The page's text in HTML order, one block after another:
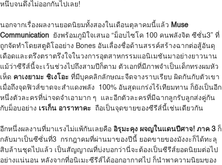
หนึบจนดึงไม่ออกกันไปเลย!
นอกจากเรื่องผลงานยอดนิยมทั้งสองในเดือนตุลาคมนี้แล้ว Muse
Communication ยังพร้อมภูมิใจเสนอ “ม็อบไซโค 100 คนพลังจิต ซีซั่น3” ที่
ถูกจัดทำโดยสตูดิโออย่าง Bones อันเลื่องชื่อด้านสรรค์สร้างฉากต่อสู้อันดุ
เดือดและตรึงตราตรึงใจในวงการอุตสาหกรรมแอนิเมชันมาอย่างยาวนาน
แม้ว่าซีรีส์นี้จะเว้นช่วงไปถึงสามปีก็ตาม ตัวเอกที่มีภาพจำเป็นเด็กทรงผมหัว
เห็ด คาเงยามะ ชิเงโอะ ที่มีบุคคลิกลักษณะจืดจางราบเรียบ ผิดกันกับตัวเขา
เมื่อถึงจุดฟิวส์ขาดจะสำแดงพลัง 100% อันสุดแกร่งไร้เทียมทาน ก็ยังเป็นอีก
หนึ่งตัวละครที่น่าจดจำเอามาก ๆ และอีกตัวละครที่มีฉากลูกรับลูกส่งคู่กัน
กับม็อบอย่าง เรเก็น อาราทาคะ ถือเป็นจุดขายของซีรีส์นี้เช่นเดียวกัน
อีกหนึ่งผลงานที่มาแรงไม่แพ้กันเลยคือ อิรุมะคุง ผจญในแดนปีศาจ! ภาค 3 ก็
กลับมาเป็นซีซั่นที่3 กรกฎาคมที่ผ่านมาของปีนี้ ยอดขายของมังงะก็ได้ทะลุ
สิบล้านชุดไปแล้ว เป็นสัญญาณที่บ่งบอกว่านี่จะต้องเป็นซีรีส์ยอดนิยมต่อไป
อย่างแน่นอน หลังจากที่อนิเมะซีรีส์ได้ออกอากาศไป ก็นำพาความนิยมของ